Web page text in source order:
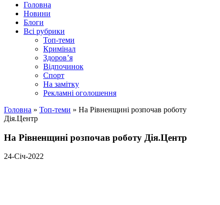
Головна
Новини
Блоги
Всі рубрики
Топ-теми
Кримінал
Здоров’я
Відпочинок
Спорт
На замітку
Рекламні оголошення
Головна » Топ-теми » На Рівненщині розпочав роботу
Дія.Центр
На Рівненщині розпочав роботу Дія.Центр
24-Січ-2022